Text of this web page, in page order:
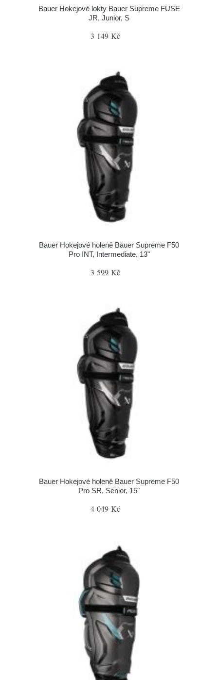
Bauer Hokejové lokty Bauer Supreme FUSE
JR, Junior, S
3 149 Kč
Bauer Hokejové holeně Bauer Supreme F50
Pro INT, Intermediate, 13"
3 599 Kč
Bauer Hokejové holeně Bauer Supreme F50
Pro SR, Senior, 15"
4 049 Kč